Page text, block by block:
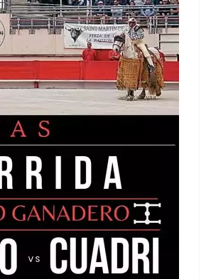
ACTUALITÉS TAURINES
CHRONIQUES TAURINES 2026
Istres : la feria des
ultimes émotions
18/06/2026 Olivier Castelnau